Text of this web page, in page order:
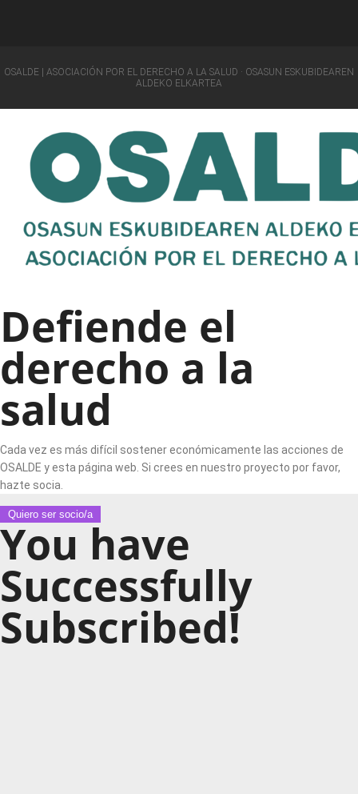
OSALDE | ASOCIACIÓN POR EL DERECHO A LA SALUD · OSASUN ESKUBIDEAREN
ALDEKO ELKARTEA
Defiende el
derecho a la
salud
Cada vez es más difícil sostener económicamente las acciones de
OSALDE y esta página web. Si crees en nuestro proyecto por favor,
hazte socia.
Quiero ser socio/a
You have
Successfully
Subscribed!